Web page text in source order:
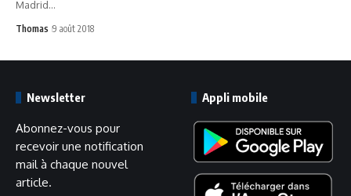
Madrid…
Thomas 9 août 2018
Newsletter
Abonnez-vous pour
recevoir une notification
mail à chaque nouvel
article.
Appli mobile